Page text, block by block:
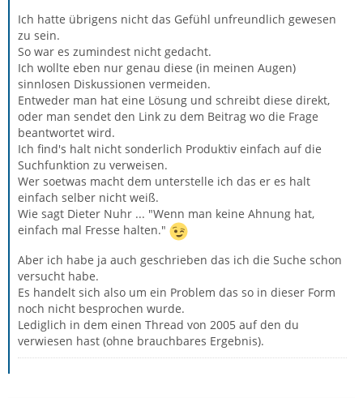
Ich hatte übrigens nicht das Gefühl unfreundlich gewesen
zu sein.
So war es zumindest nicht gedacht.
Ich wollte eben nur genau diese (in meinen Augen)
sinnlosen Diskussionen vermeiden.
Entweder man hat eine Lösung und schreibt diese direkt,
oder man sendet den Link zu dem Beitrag wo die Frage
beantwortet wird.
Ich find's halt nicht sonderlich Produktiv einfach auf die
Suchfunktion zu verweisen.
Wer soetwas macht dem unterstelle ich das er es halt
einfach selber nicht weiß.
Wie sagt Dieter Nuhr ... "Wenn man keine Ahnung hat,
einfach mal Fresse halten."
Aber ich habe ja auch geschrieben das ich die Suche schon
versucht habe.
Es handelt sich also um ein Problem das so in dieser Form
noch nicht besprochen wurde.
Lediglich in dem einen Thread von 2005 auf den du
verwiesen hast (ohne brauchbares Ergebnis).